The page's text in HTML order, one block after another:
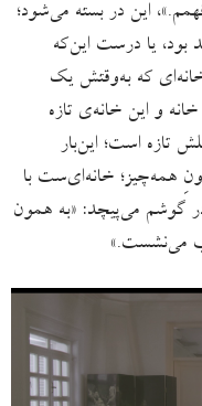
این در بسته می‌شود؛
بود، یا درست‌ این‌که
که به‌وقتش یک
و این خانه‌ی تازه
تازه است؛ این‌بار
همه‌چیز؛ خانه‌ای‌ست با
گوشم می‌پیچد: «به همون
می‌نشست.»